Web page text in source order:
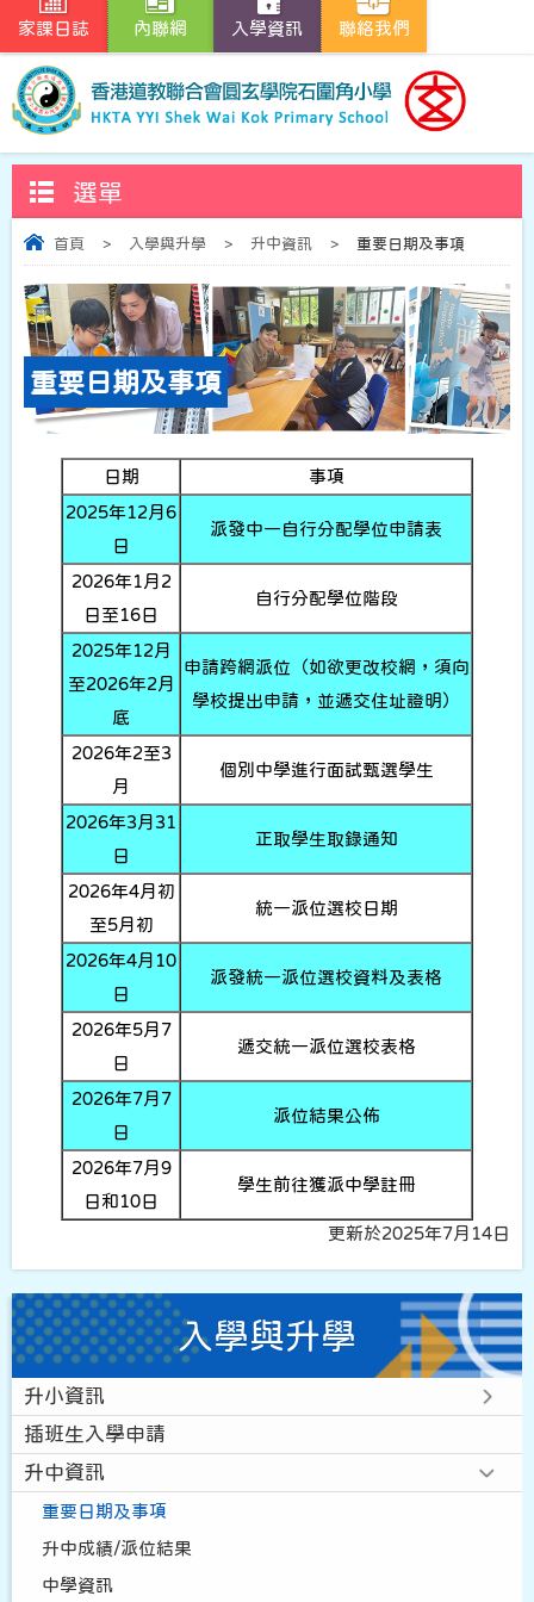
家課日誌 內聯網 入學資訊 聯絡我們
選單
首頁 > 入學與升學 > 升中資訊 > 重要日期及事項
重要日期及事項
日期
事項
2025年12月6
日
派發中一自行分配學位申請表
2026年1月2
日至16日
自行分配學位階段
2025年12月
至2026年2月
底
申請跨網派位（如欲更改校網，須向
學校提出申請，並遞交住址證明）
2026年2至3
月
個別中學進行面試甄選學生
2026年3月31
日
正取學生取錄通知
2026年4月初
至5月初
統一派位選校日期
2026年4月10
日
派發統一派位選校資料及表格
2026年5月7
日
遞交統一派位選校表格
2026年7月7
日
派位結果公佈
2026年7月9
日和10日
學生前往獲派中學註冊
更新於2025年7月14日
入學與升學
升小資訊
插班生入學申請
升中資訊
重要日期及事項
升中成績/派位結果
中學資訊